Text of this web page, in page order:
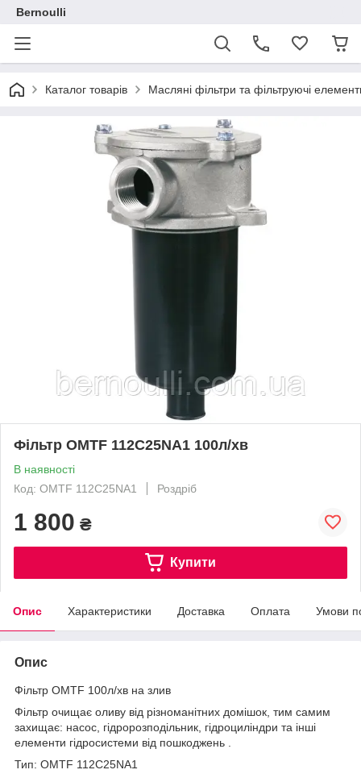
Bernoulli
Каталог товарів Масляні фільтри та фільтруючі
Фільтр OMTF 112C25NA1 100л/хв
В наявності
Код: OMTF 112C25NA1
Роздріб
1 800 ₴
Купити
Опис Характеристики Доставка Оплата Умови
Опис
Фільтр OMTF 100л/хв на злив
Фільтр очищає оливу від різноманітних домішок, тим самим
захищає: насос, гідророзподільник, гідроциліндри та інші
елементи гідросистеми від пошкоджень .
Тип: OMTF 112C25NA1